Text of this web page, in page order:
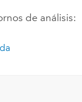
de análisis: